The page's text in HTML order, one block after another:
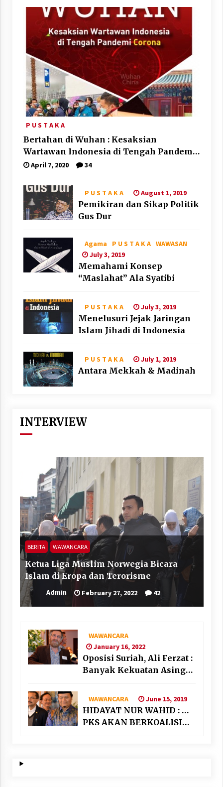
P U S T A K A
Bertahan di Wuhan : Kesaksian
Wartawan Indonesia di Tengah Pandemi
Corona
April 7, 2020 34
P U S T A K A August 1, 2019
Pemikiran dan Sikap Politik
Gus Dur
Agama P U S T A K A WAWASAN
July 3, 2019
Memahami Konsep
“Maslahat” Ala Syatibi
P U S T A K A July 3, 2019
Menelusuri Jejak Jaringan
Islam Jihadi di Indonesia
P U S T A K A July 1, 2019
Antara Mekkah & Madinah
INTERVIEW
BERITA WAWANCARA
Ketua Liga Muslim Norwegia Bicara
Islam di Eropa dan Terorisme
Admin February 27, 2022 42
WAWANCARA
January 16, 2022
Oposisi Suriah, Ali Ferzat :
Banyak Kekuatan Asing
WAWANCARA June 15, 2019
HIDAYAT NUR WAHID : …
PKS AKAN BERKOALISI